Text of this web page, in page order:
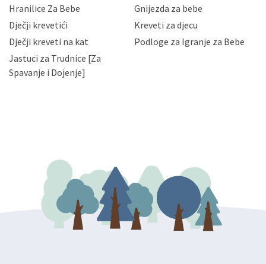
slučajevima koji su dozvoljeni zakonima. Napominjemo
da možete u svako doba, u potpunosti ili djelomice,
zatražiti prestanak aktivnosti obrade Vaših osobnih
podataka. Opoziv privole možete podnijeti poštom na
gore navedenu adresu ili e-mailom na adresu:
Hranilice Za Bebe
Gnijezda za bebe
Dječji krevetići
Kreveti za djecu
Dječji kreveti na kat
Podloge za Igranje za Bebe
Jastuci za Trudnice [Za
Spavanje i Dojenje]